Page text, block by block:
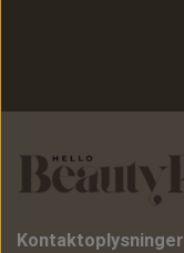
Kontaktoplysninger